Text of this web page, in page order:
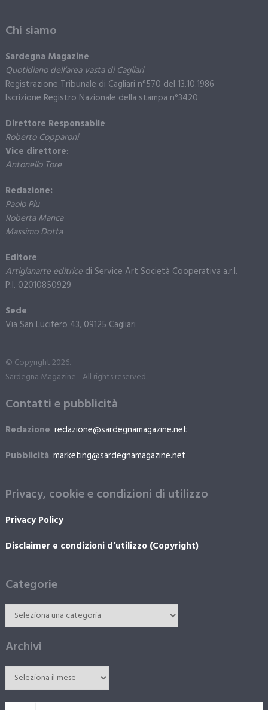
Chi siamo
Sardegna Magazine
Quotidiano dell’area vasta di Cagliari
Registrazione Tribunale di Cagliari n°570 del 13.10.1986
Iscrizione Registro Nazionale della stampa n°3420
Direttore Responsabile:
Roberto Copparoni
Vice direttore:
Antonello Tore
Redazione:
Paolo Piu
Roberta Manca
Massimo Dotta
Editore:
Artigianarte editricedi Service Art Società Cooperativa a.r.l.
P.I. 02010850929
Sede:
Via San Lucifero 43, 09125 Cagliari
© Copyright 2026.
Sardegna Magazine - All rights reserved.
Contatti e pubblicità
Redazione: redazione@sardegnamagazine.net
Pubblicità: marketing@sardegnamagazine.net
Privacy, cookie e condizioni di utilizzo
Privacy Policy
Disclaimer e condizioni d’utilizzo (Copyright)
Categorie
Archivi